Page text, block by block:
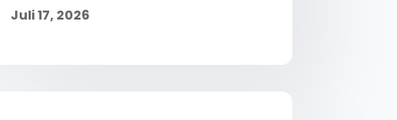
Juli 17, 2026